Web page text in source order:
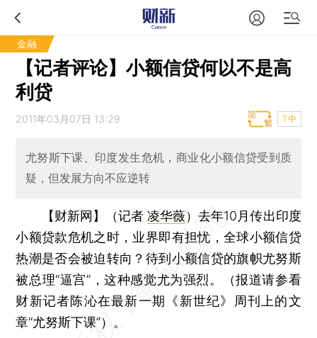
金融
【记者评论】小额信贷何以不是高
利贷
2011年03月07日 13:29 T中
尤努斯下课、印度发生危机，商业化小额信贷受到质
疑，但发展方向不应逆转
【财新网】（记者凌华薇）去年10月传出印度
小额贷款危机之时，业界即有担忧，全球小额信贷
热潮是否会被迫转向？待到小额信贷的旗帜尤努斯
被总理“逼宫”，这种感觉尤为强烈。（报道请参看
财新记者陈沁在最新一期《新世纪》周刊上的文
章“尤努斯下课”）。